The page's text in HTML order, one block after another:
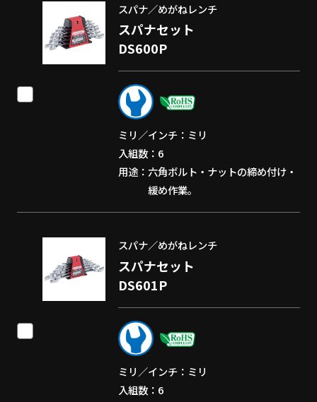
スパナ／めがねレンチ
スパナセット
DS600P
ミリ／インチ
ミリ
入組数
6
用途
六角ボルト・ナットの締め付け・
緩め作業。
スパナ／めがねレンチ
スパナセット
DS601P
ミリ／インチ
ミリ
入組数
6